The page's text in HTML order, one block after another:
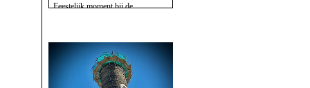
Feestelijk moment bij de